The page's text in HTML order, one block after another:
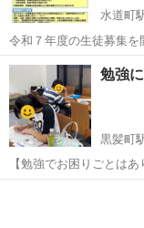
水道町
令和７年度の生徒募集を開始します。 今年度
来年度は希望するクラ
同じ学校・同じ学年である
ご友人、クラブチームメ
熊本 熊本市 水
勉強
黒髪町
【勉強でお困りごとは
ない、何をどうしてイ